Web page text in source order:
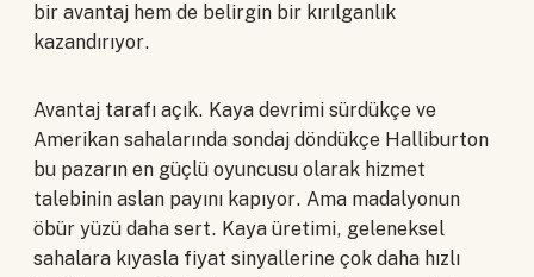
bir avantaj hem de belirgin bir kırılganlık
kazandırıyor.
Avantaj tarafı açık. Kaya devrimi sürdükçe ve
Amerikan sahalarında sondaj döndükçe Halliburton
bu pazarın en güçlü oyuncusu olarak hizmet
talebinin aslan payını kapıyor. Ama madalyonun
öbür yüzü daha sert. Kaya üretimi, geleneksel
sahalara kıyasla fiyat sinyallerine çok daha hızlı